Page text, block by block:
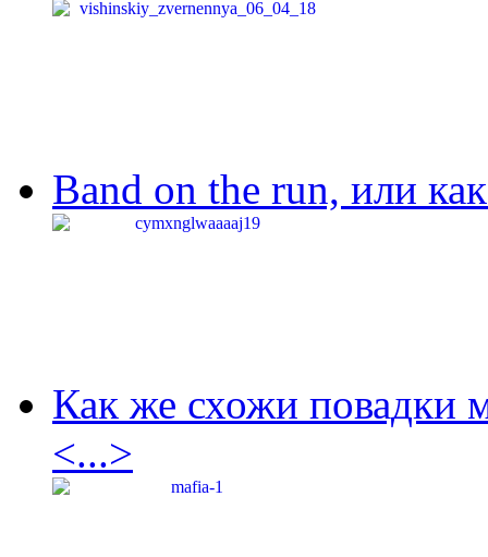
Band on the run, или
Как же схожи повадки
<...>